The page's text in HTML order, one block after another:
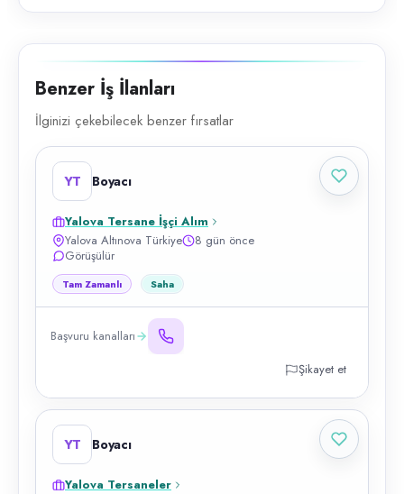
Benzer İş İlanları
İlginizi çekebilecek benzer fırsatlar
YT Boyacı
Yalova Tersane İşçi Alım
Yalova Altınova Türkiye
8 gün önce
Görüşülür
Tam Zamanlı Saha
Başvuru kanalları
Şikayet et
YT Boyacı
Yalova Tersaneler